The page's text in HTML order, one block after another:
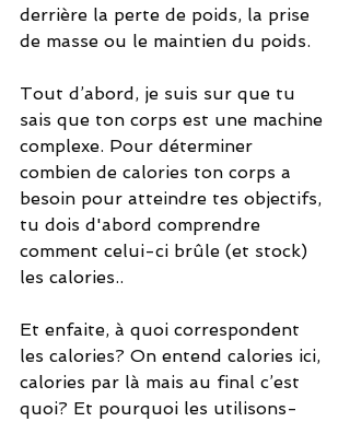
derrière la perte de poids, la prise
de masse ou le maintien du poids.
Tout d’abord, je suis sur que tu
sais que ton corps est une machine
complexe. Pour déterminer
combien de calories ton corps a
besoin pour atteindre tes objectifs,
tu dois d'abord comprendre
comment celui-ci brûle (et stock)
les calories..
Et enfaite, à quoi correspondent
les calories? On entend calories ici,
calories par là mais au final c’est
quoi? Et pourquoi les utilisons-